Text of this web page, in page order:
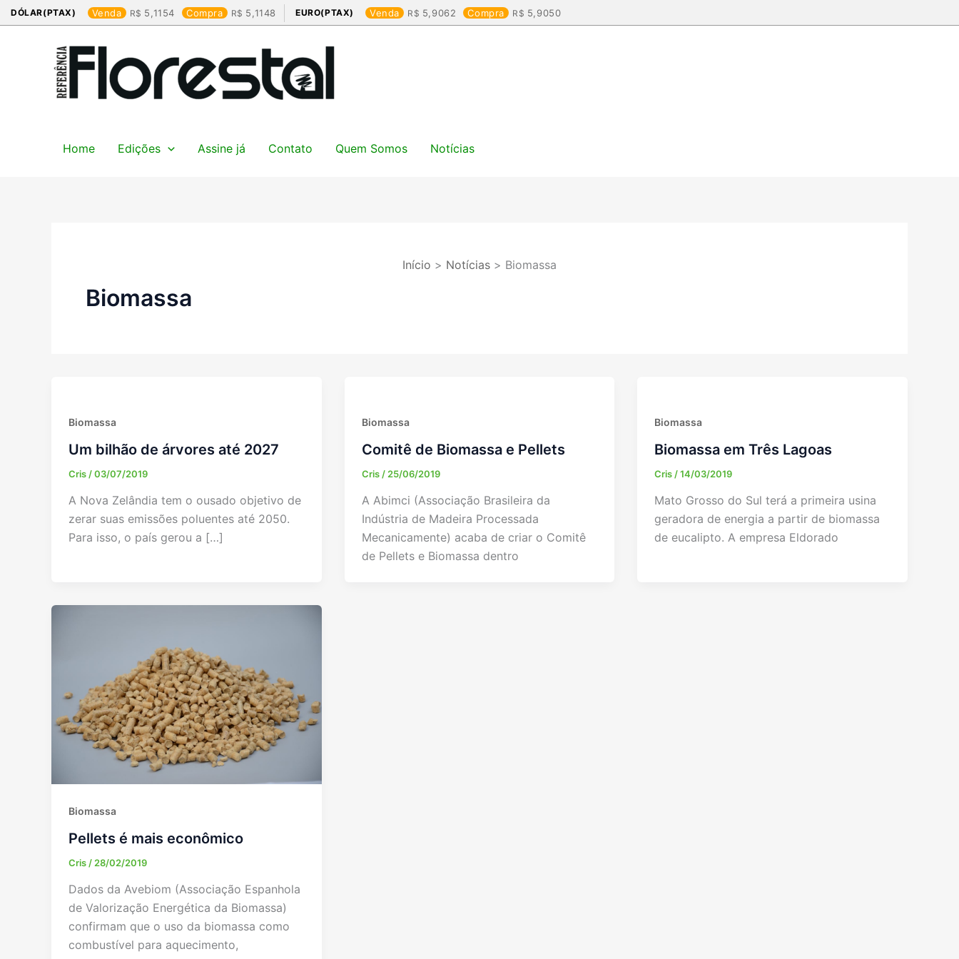
DÓLAR(PTAX) Venda 5,1154 Compra 5,1148 EURO(PTAX) Venda 5,9062 Compra 5,9050
para
Home Edições Assine já Contato Quem Somos Notícias
Início Notícias Biomassa
Biomassa
Biomassa
Um bilhão de árvores até 2027
Cris /03/07/2019
A Nova Zelândia tem o ousado objetivo de
zerar suas emissões poluentes até 2050.
Para isso, o país gerou a […]
Biomassa
Comitê de Biomassa e Pellets
Cris / 25/06/2019
A Abimci (Associação Brasileira da
Indústria de Madeira Processada
Mecanicamente) acaba de criar o Comitê
de Pellets e Biomassa dentro
Biomassa
Biomassa em Três Lagoas
Cris /14/03/2019
Mato Grosso do Sul terá a primeira usina
geradora de energia a partir de biomassa
de eucalipto. A empresa Eldorado
Biomassa
Pellets é mais econômico
Cris / 28/02/2019
Dados da Avebiom (Associação Espanhola
de Valorização Energética da Biomassa)
confirmam que o uso da biomassa como
combustível para aquecimento,